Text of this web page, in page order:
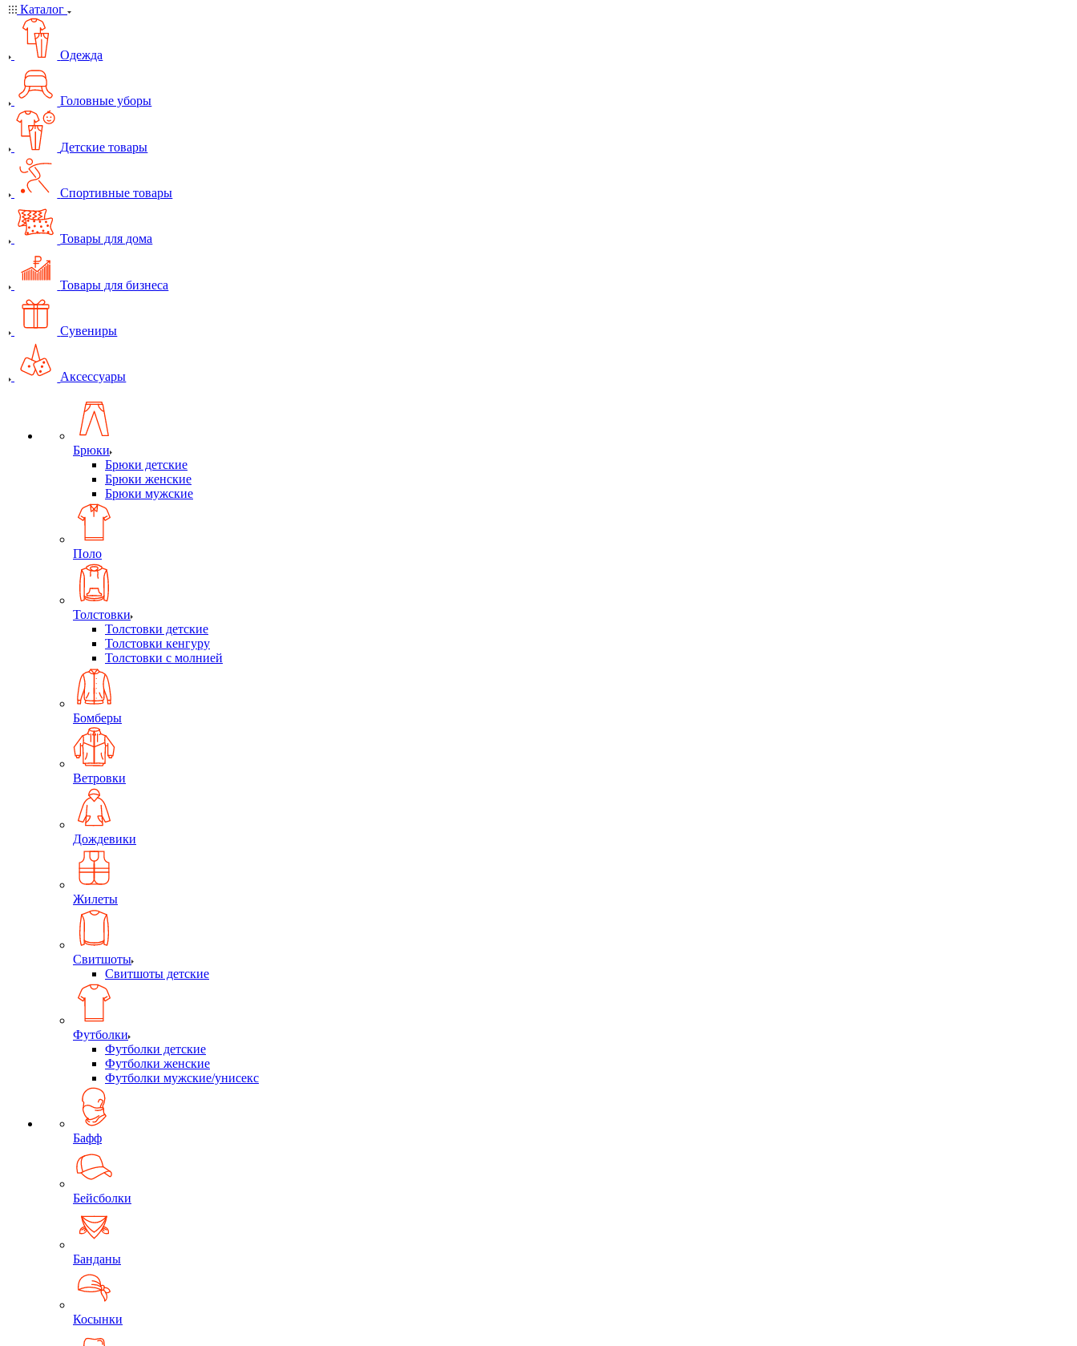
Каталог
Одежда
Головные уборы
Детские товары
Спортивные товары
Товары для дома
Товары для бизнеса
Сувениры
Аксессуары
Брюки
Брюки детские
Брюки женские
Брюки мужские
Поло
Толстовки
Толстовки детские
Толстовки кенгуру
Толстовки с молнией
Бомберы
Ветровки
Дождевики
Жилеты
Свитшоты
Свитшоты детские
Футболки
Футболки детские
Футболки женские
Футболки мужские/унисекс
Бафф
Бейсболки
Банданы
Косынки